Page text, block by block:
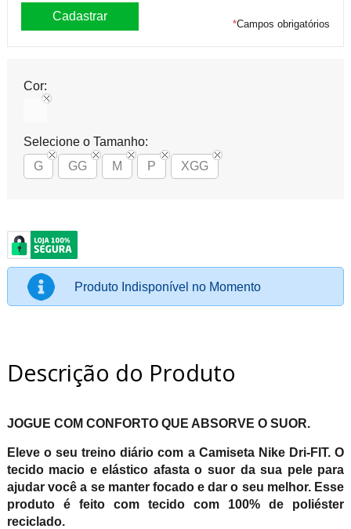
*Campos obrigatórios
Cor:
Selecione o Tamanho:
G
GG M P XGG
Produto Indisponível no Momento
Descrição do Produto
JOGUE COM CONFORTO QUE ABSORVE O SUOR.
Eleve o seu treino diário com a Camiseta Nike Dri-FIT. O
tecido macio e elástico afasta o suor da sua pele para
ajudar você a se manter focado e dar o seu melhor. Esse
produto é feito com tecido com 100% de poliéster
reciclado.